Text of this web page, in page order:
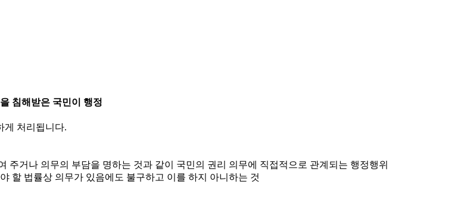
침해받은 국민이 행정
게 처리됩니다.
거나 의무의 부담을 명하는 것과 같이 국민의 권리 의무에 직접적으로 관계되는 행정행위
할 법률상 의무가 있음에도 불구하고 이를 하지 아니하는 것